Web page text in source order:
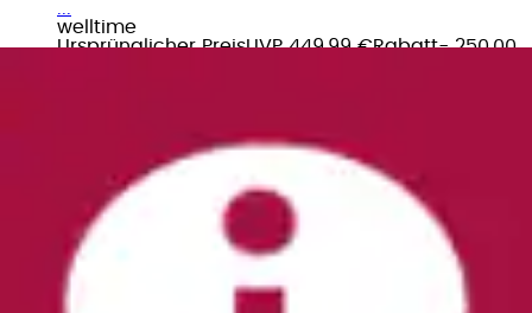
welltime
Ursprünglicher PreisUVP 449,99 €Rabatt- 250,00